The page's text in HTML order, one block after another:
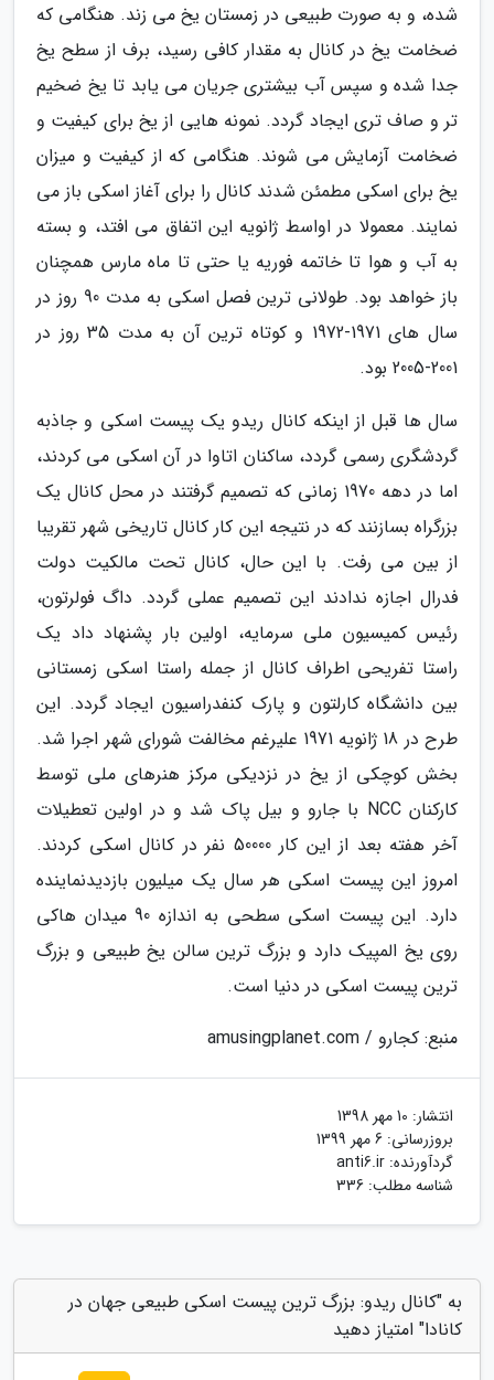
شده، و به صورت طبیعی در زمستان یخ می زند. هنگامی که
ضخامت یخ در کانال به مقدار کافی رسید، برف از سطح یخ
جدا شده و سپس آب بیشتری جریان می یابد تا یخ ضخیم
تر و صاف تری ایجاد گردد. نمونه هایی از یخ برای کیفیت و
ضخامت آزمایش می شوند. هنگامی که از کیفیت و میزان
یخ برای اسکی مطمئن شدند کانال را برای آغاز اسکی باز می
نمایند. معمولا در اواسط ژانویه این اتفاق می افتد، و بسته
به آب و هوا تا خاتمه فوریه یا حتی تا ماه مارس همچنان
باز خواهد بود. طولانی ترین فصل اسکی به مدت 90 روز در
سال های 1971-1972 و کوتاه ترین آن به مدت 35 روز در
2001-2005 بود.
سال ها قبل از اینکه کانال ریدو یک پیست اسکی و جاذبه
گردشگری رسمی گردد، ساکنان اتاوا در آن اسکی می کردند،
اما در دهه 1970 زمانی که تصمیم گرفتند در محل کانال یک
بزرگراه بسازنند که در نتیجه این کار کانال تاریخی شهر تقریبا
از بین می رفت. با این حال، کانال تحت مالکیت دولت
فدرال اجازه ندادند این تصمیم عملی گردد. داگ فولرتون،
رئیس کمیسیون ملی سرمایه، اولین بار پشنهاد داد یک
راستا تفریحی اطراف کانال از جمله راستا اسکی زمستانی
بین دانشگاه کارلتون و پارک کنفدراسیون ایجاد گردد. این
طرح در 18 ژانویه 1971 علیرغم مخالفت شورای شهر اجرا شد.
بخش کوچکی از یخ در نزدیکی مرکز هنرهای ملی توسط
کارکنان NCC با جارو و بیل پاک شد و در اولین تعطیلات
آخر هفته بعد از این کار 50000 نفر در کانال اسکی کردند.
امروز این پیست اسکی هر سال یک میلیون بازدیدنماینده
دارد. این پیست اسکی سطحی به اندازه 90 میدان هاکی
روی یخ المپیک دارد و بزرگ ترین سالن یخ طبیعی و بزرگ
ترین پیست اسکی در دنیا است.
منبع: کجارو / amusingplanet.com
انتشار: 10 مهر 1398
بروزرسانی: 6 مهر 1399
گردآورنده: anti6.ir
شناسه مطلب: 336
به "کانال ریدو: بزرگ ترین پیست اسکی طبیعی جهان در
کانادا" امتیاز دهید